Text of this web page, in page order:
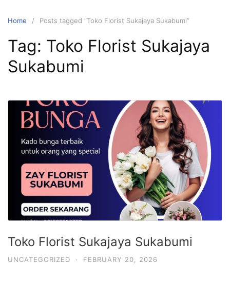
Home Posts tagged “Toko Florist Sukajaya Sukabumi”
Tag: Toko Florist Sukajaya
Sukabumi
Toko Florist Sukajaya Sukabumi
UNCATEGORIZED · FEBRUARY 20, 2026